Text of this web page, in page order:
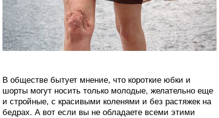
В обществе бытует мнение, что короткие юбки и
шорты могут носить только молодые, желательно еще
и стройные, с красивыми коленями и без растяжек на
бедрах. А вот если вы не обладаете всеми этими